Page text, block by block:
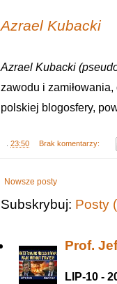
Azrael Kubacki
Azrael Kubacki
zawodu i
polskiej blogosfery,
23:50 Brak komentarzy:
Nowsze posty
Subskrybuj: Posty
Prof.
LIP-10 -